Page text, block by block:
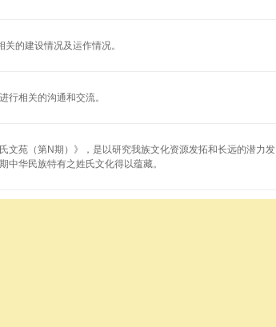
关的建设情况及运作情况。
行相关的沟通和交流。
文苑（第N期）》，是以研究我族文化资源发拓和长远的潜力发
中华民族特有之姓氏文化得以蕴藏。